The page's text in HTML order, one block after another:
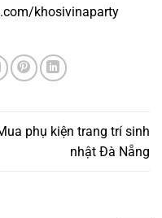
khosivinaparty
phụ kiện trang trí sinh
nhật Đà Nẵng